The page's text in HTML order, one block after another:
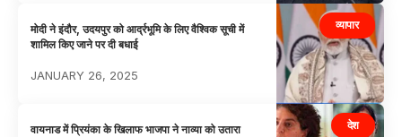
व्यापार
मोदी ने इंदौर, उदयपुर को आर्द्रभूमि के लिए वैश्विक सूची में
शामिल किए जाने पर दी बधाई
JANUARY 26, 2025
देश
वायनाड में प्रियंका के खिलाफ भाजपा ने नाव्या को उतारा